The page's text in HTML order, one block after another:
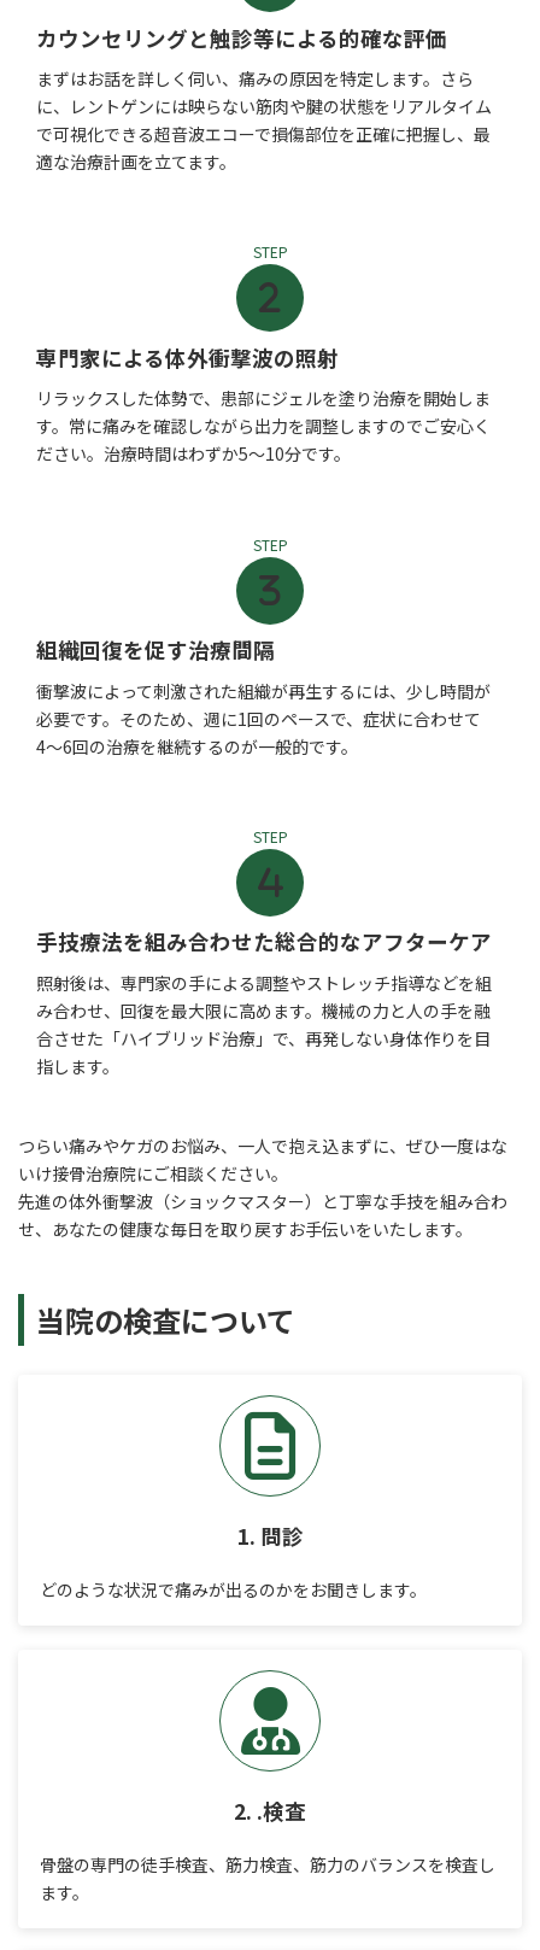
カウンセリングと触診等による的確な評価
まずはお話を詳しく伺い、痛みの原因を特定します。さら
に、レントゲンには映らない筋肉や腱の状態をリアルタイム
で可視化できる超音波エコーで損傷部位を正確に把握し、最
適な治療計画を立てます。
STEP
専門家による体外衝撃波の照射
リラックスした体勢で、患部にジェルを塗り治療を開始しま
す。常に痛みを確認しながら出力を調整しますのでご安心く
ださい。治療時間はわずか5〜10分です。
STEP
組織回復を促す治療間隔
衝撃波によって刺激された組織が再生するには、少し時間が
必要です。そのため、週に1回のペースで、症状に合わせて
4〜6回の治療を継続するのが一般的です。
STEP
手技療法を組み合わせた総合的なアフターケア
照射後は、専門家の手による調整やストレッチ指導などを組
み合わせ、回復を最大限に高めます。機械の力と人の手を融
合させた「ハイブリッド治療」で、再発しない身体作りを目
指します。
つらい痛みやケガのお悩み、一人で抱え込まずに、ぜひ一度はな
いけ接骨治療院にご相談ください。
先進の体外衝撃波（ショックマスター）と丁寧な手技を組み合わ
せ、あなたの健康な毎日を取り戻すお手伝いをいたします。
当院の検査について
1. 問診
どのような状況で痛みが出るのかをお聞きします。
2. .検査
骨盤の専門の徒手検査、筋力検査、筋力のバランスを検査し
ます。